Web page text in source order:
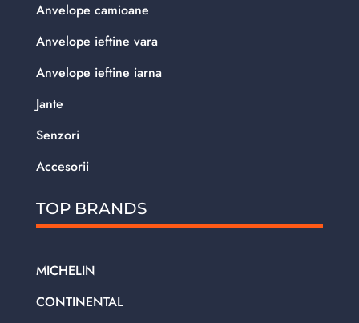
Anvelope camioane
Anvelope ieftine vara
Anvelope ieftine iarna
Jante
Senzori
Accesorii
TOP BRANDS
MICHELIN
CONTINENTAL